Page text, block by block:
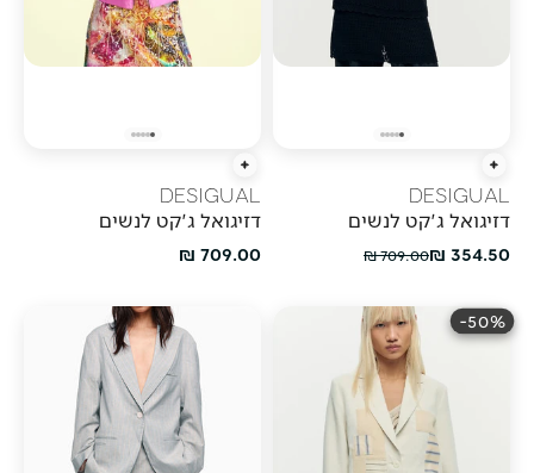
הוספה מהירה
DESIGUAL
דזיגואל ג'קט לנשים
מחיר מבצע
354.50 ₪ מחיר רגיל
709.00 ₪
הוספה מהירה
DESIGUAL
דזיגואל ג'קט לנשים
מחיר מבצע
709.00 ₪
50%-